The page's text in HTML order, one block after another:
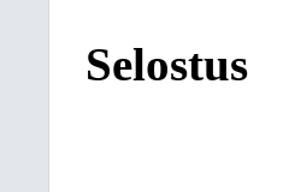
Selostus